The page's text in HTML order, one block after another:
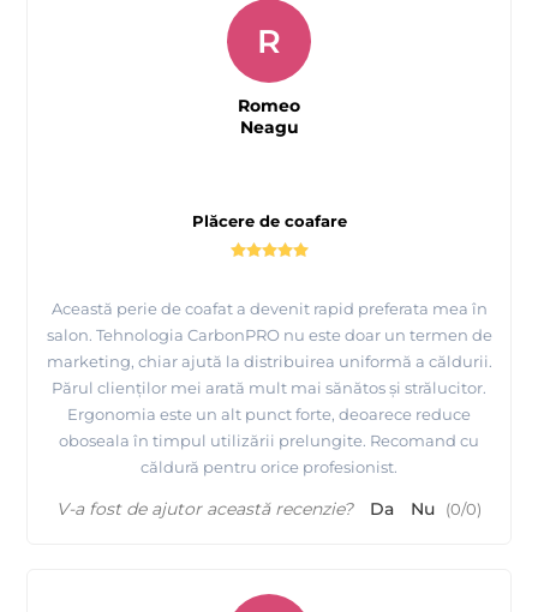
Plăcere de coafare
Această perie de coafat a devenit rapid preferata mea în
salon. Tehnologia CarbonPRO nu este doar un termen de
marketing, chiar ajută la distribuirea uniformă a căldurii.
Părul clienților mei arată mult mai sănătos și strălucitor.
Ergonomia este un alt punct forte, deoarece reduce
oboseala în timpul utilizării prelungite. Recomand cu
căldură pentru orice profesionist.
R
Romeo
Neagu
V-a fost de ajutor această recenzie? Da Nu (0/0)